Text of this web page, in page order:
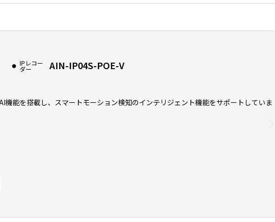
IPレコー
ダー AIN-IP04S-POE-V
機能を搭載し、スマートモーション検知のインテリジェント機能をサポートしていま